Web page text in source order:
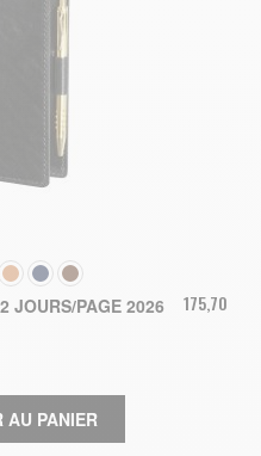
JOURS/PAGE 2026 175,70 €
AU PANIER